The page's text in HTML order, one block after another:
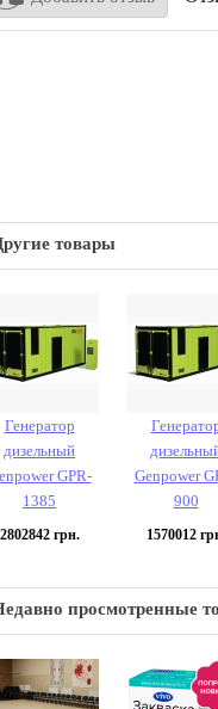
товары
Генератор
дизельный
GPR-
1385
2802842грн.
Genpower
900
1570012
просмотренные